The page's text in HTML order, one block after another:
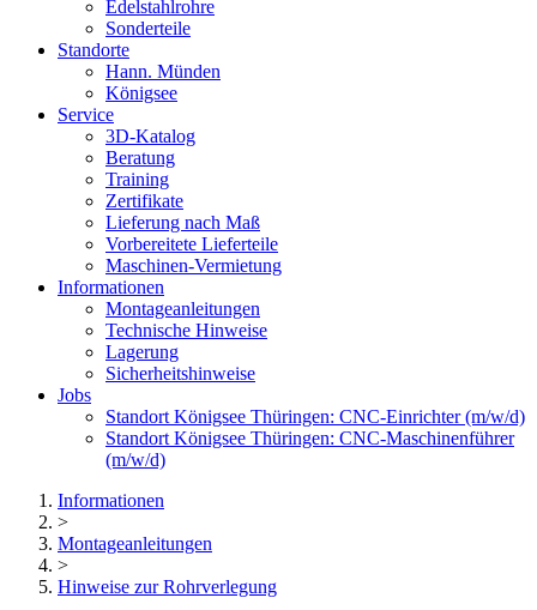
Edelstahlrohre
Sonderteile
Standorte
Hann. Münden
Königsee
Service
3D-Katalog
Beratung
Training
Zertifikate
Lieferung nach Maß
Vorbereitete Lieferteile
Maschinen-Vermietung
Informationen
Montageanleitungen
Technische Hinweise
Lagerung
Sicherheitshinweise
Jobs
Standort Königsee Thüringen: CNC-Einrichter (m/w/d)
Standort Königsee Thüringen: CNC-Maschinenführer
(m/w/d)
Informationen
>
Montageanleitungen
>
Hinweise zur Rohrverlegung